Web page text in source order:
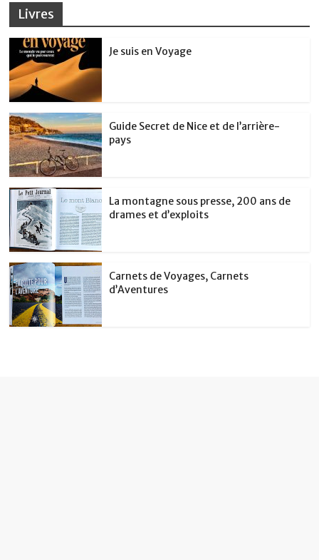
Livres
Je suis en Voyage
Guide Secret de Nice et de l’arrière-
pays
La montagne sous presse, 200 ans de
drames et d’exploits
Carnets de Voyages, Carnets
d’Aventures